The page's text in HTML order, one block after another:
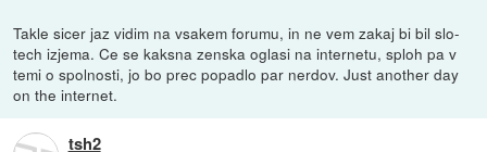
Takle sicer jaz vidim na vsakem forumu, in ne vem zakaj bi bil slo-
tech izjema. Ce se kaksna zenska oglasi na internetu, sploh pa v
temi o spolnosti, jo bo prec popadlo par nerdov. Just another day
on the internet.
tsh2